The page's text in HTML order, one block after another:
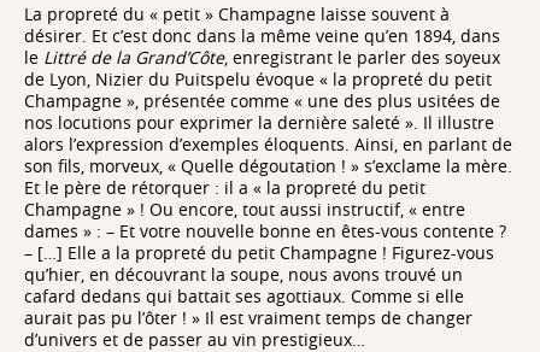
La propreté du « petit » Champagne laisse souvent à
désirer. Et c’est donc dans la même veine qu’en 1894, dans
le Littré de la Grand’Côte, enregistrant le parler des soyeux
de Lyon, Nizier du Puitspelu évoque « la propreté du petit
Champagne », présentée comme « une des plus usitées de
nos locutions pour exprimer la dernière saleté ». Il illustre
alors l’expression d’exemples éloquents. Ainsi, en parlant de
son fils, morveux, « Quelle dégoutation ! » s’exclame la mère.
Et le père de rétorquer : il a « la propreté du petit
Champagne » ! Ou encore, tout aussi instructif, « entre
dames » : – Et votre nouvelle bonne en êtes-vous contente ?
– […] Elle a la propreté du petit Champagne ! Figurez-vous
qu’hier, en découvrant la soupe, nous avons trouvé un
cafard dedans qui battait ses agottiaux. Comme si elle
aurait pas pu l’ôter ! » Il est vraiment temps de changer
d’univers et de passer au vin prestigieux…